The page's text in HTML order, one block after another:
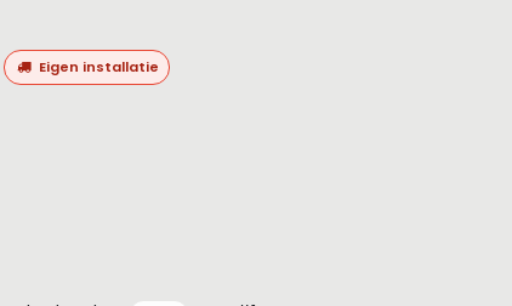
Eigen installatie